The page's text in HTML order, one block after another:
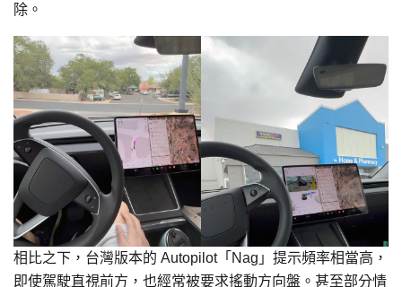
除。
相比之下，台灣版本的 Autopilot「Nag」提示頻率相當高，
即使駕駛直視前方，也經常被要求搖動方向盤。甚至部分情